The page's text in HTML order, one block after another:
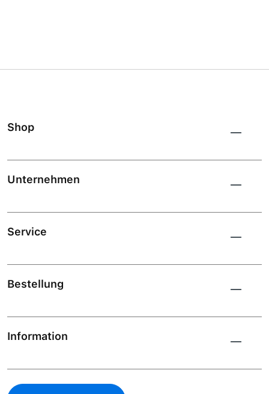
Shop
Unternehmen
Service
Bestellung
Information